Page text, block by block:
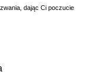
dając Ci poczucie